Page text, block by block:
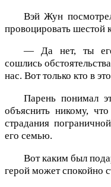
Вэй Жун
провоцировать шестой
— Да нет, ты его
сошлись
нас. Вот только кто в
Парень понимал
объяснить никому,
страдания
его семью.
Вот каким был
герой может спокойно